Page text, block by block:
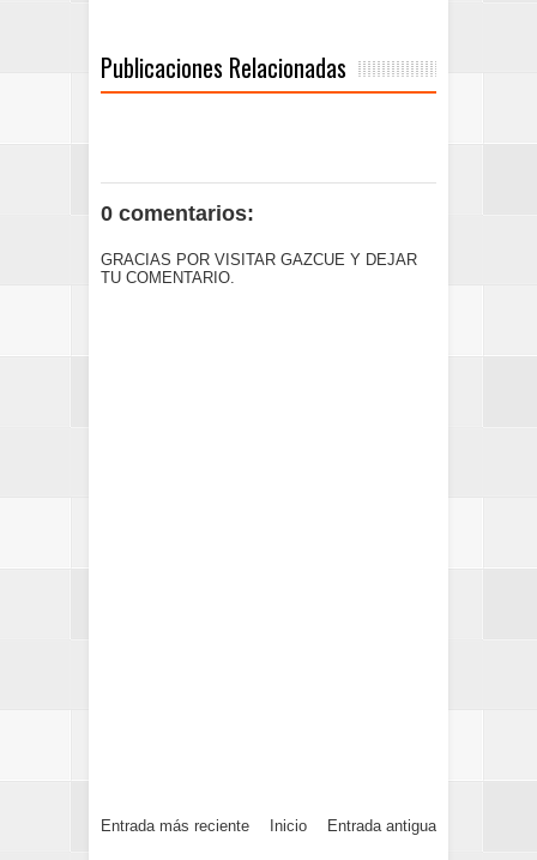
Publicaciones Relacionadas
0 comentarios:
GRACIAS POR VISITAR GAZCUE Y DEJAR
TU COMENTARIO.
Entrada más reciente Entrada antigua
Inicio